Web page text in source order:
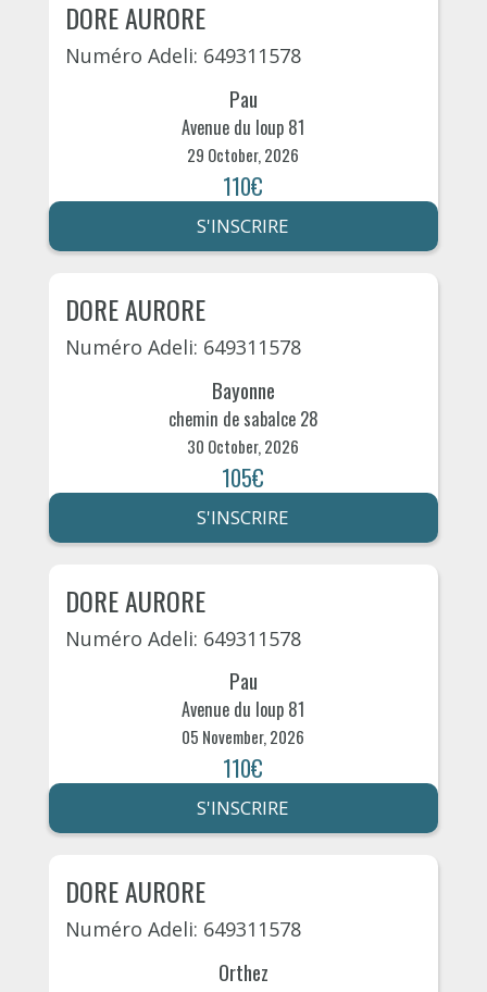
DORE AURORE
Numéro Adeli: 649311578
Pau
Avenue du loup 81
29 October, 2026
110€
S'INSCRIRE
DORE AURORE
Numéro Adeli: 649311578
Bayonne
chemin de sabalce 28
30 October, 2026
105€
S'INSCRIRE
DORE AURORE
Numéro Adeli: 649311578
Pau
Avenue du loup 81
05 November, 2026
110€
S'INSCRIRE
DORE AURORE
Numéro Adeli: 649311578
Orthez